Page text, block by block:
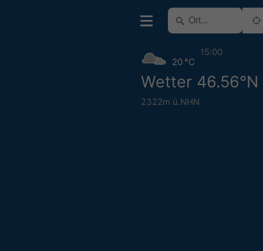
Wetter 46.56°N
2322m ü.NHN
20 °C
15:00